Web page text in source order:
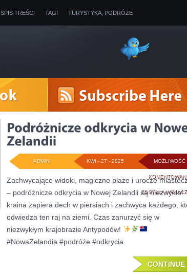
SPIS TREŚCI TAGI TURYSTYKA, PODRÓŻE
MOŻLIWOŚĆ
ZOSTAŁA
KWI - 27 - 2025
ADMIN
Zachwycające widoki, magiczne plaże i urocze
– podróżnicze odkrycia w Nowej Zelandii są niezwykłe!
kraina zapiera dech w piersiach i zachwyca każdego,
odwiedza ten raj na ziemi. Czas zanurzyć się w
niezwykłym krajobrazie Antypodów!
#NowaZelandia #podróże #odkrycia
CONTINUE